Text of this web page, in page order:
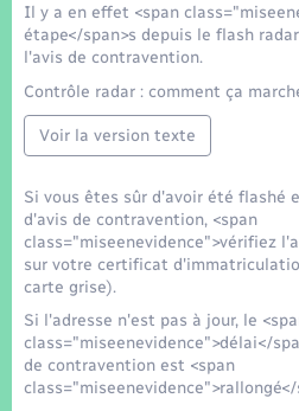
Il y a en effet <span
étape</span>s depuis le flash
l'avis de contravention.
Contrôle radar : comment ça
Voir la version texte
Si vous êtes sûr d'avoir été flashé
d'avis de contravention, <span
class="miseenevidence">vérifiez
sur votre certificat
carte grise).
Si l'adresse n'est pas à jour, le
class="miseenevidence">délai</
de contravention est <span
class="miseenevidence">rallongé</